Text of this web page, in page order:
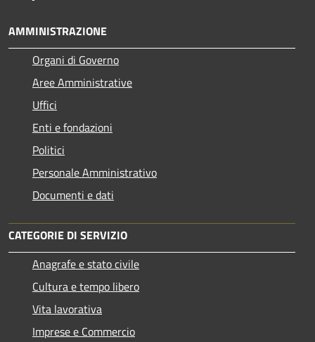
AMMINISTRAZIONE
Organi di Governo
Aree Amministrative
Uffici
Enti e fondazioni
Politici
Personale Amministrativo
Documenti e dati
CATEGORIE DI SERVIZIO
Anagrafe e stato civile
Cultura e tempo libero
Vita lavorativa
Imprese e Commercio